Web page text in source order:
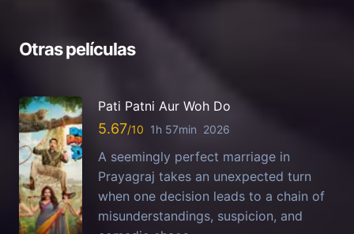
Otras películas
Pati Patni Aur Woh Do
5.67 1h 57min 2026
A seemingly perfect marriage in
Prayagraj takes an unexpected turn
when one decision leads to a chain of
misunderstandings, suspicion, and